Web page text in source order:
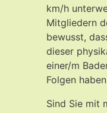
km/h
Mitgliedern
bewusst,
dieser
einer/m
Folgen
Sind Sie mit